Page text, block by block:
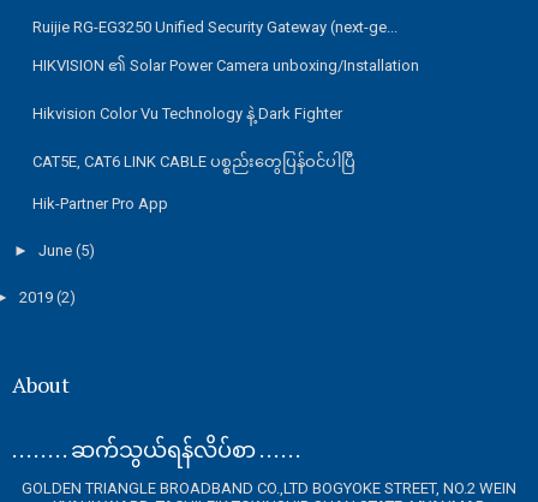
Ruijie RG-EG3250 Unified Security Gateway (next-ge...
HIKVISION ၏ Solar Power Camera unboxing/Installation
Hikvision Color Vu Technology နဲ့ Dark Fighter
CAT5E, CAT6 LINK CABLE ပစ္စည်းတွေပြန်ဝင်ပါပြီ
Hik-Partner Pro App
► June (5)
2019 (2)
About
. . . . . . . . ဆက်သွယ်ရန်လိပ်စာ . . . . . .
GOLDEN TRIANGLE BROADBAND CO.,LTD BOGYOKE STREET, NO.2 WEIN